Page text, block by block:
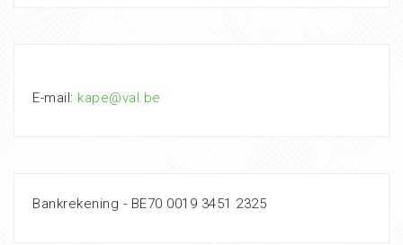
E-mail: kape@val.be
Bankrekening - BE70 0019 3451 2325